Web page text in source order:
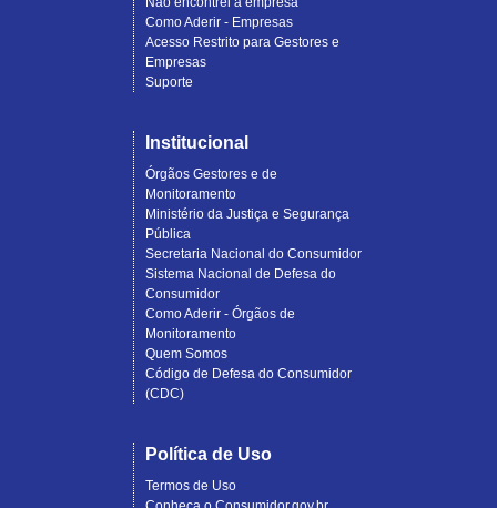
Como Aderir - Empresas
Acesso Restrito para Gestores e
Empresas
Suporte
Institucional
Órgãos Gestores e de
Monitoramento
Ministério da Justiça e Segurança
Pública
Secretaria Nacional do Consumidor
Sistema Nacional de Defesa do
Consumidor
Como Aderir - Órgãos de
Monitoramento
Quem Somos
Código de Defesa do Consumidor
(CDC)
Política de Uso
Termos de Uso